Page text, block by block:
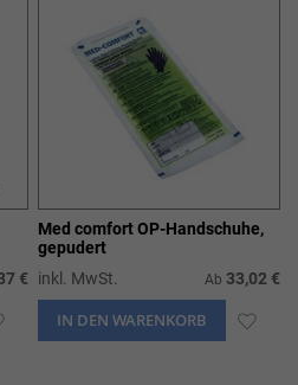
€
ZUR
Med comfort OP-Handschuhe,
gepudert
inkl. MwSt.
Ab 33,02 €
IN DEN WARENKORB ZUR